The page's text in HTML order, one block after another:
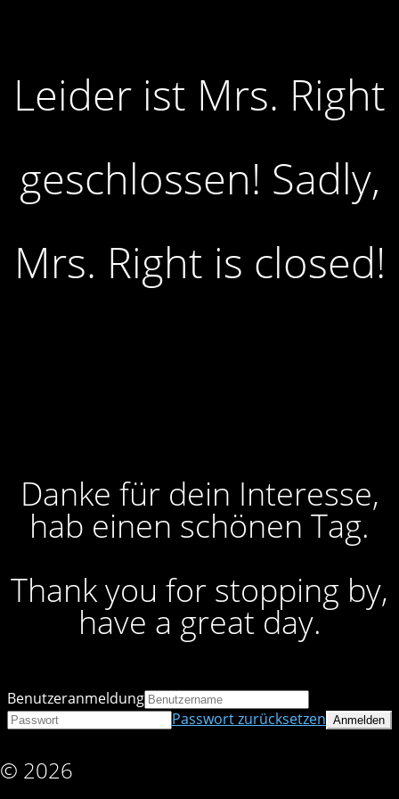
Leider ist Mrs. Right
geschlossen! Sadly,
Mrs. Right is closed!
Danke für dein Interesse,
hab einen schönen Tag.
Thank you for stopping by,
have a great day.
© 2026
Benutzeranmeldung
Passwort zurücksetzen